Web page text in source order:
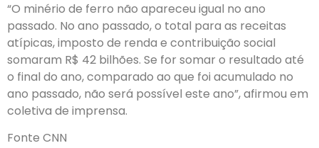
“O minério de ferro não apareceu igual no ano
passado. No ano passado, o total para as receitas
atípicas, imposto de renda e contribuição social
somaram R$ 42 bilhões. Se for somar o resultado até
o final do ano, comparado ao que foi acumulado no
ano passado, não será possível este ano”, afirmou em
coletiva de imprensa.
Fonte CNN